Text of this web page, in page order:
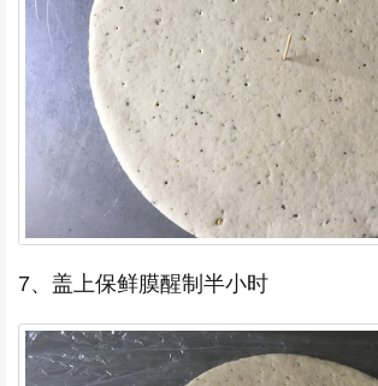
7、盖上保鲜膜醒制半小时